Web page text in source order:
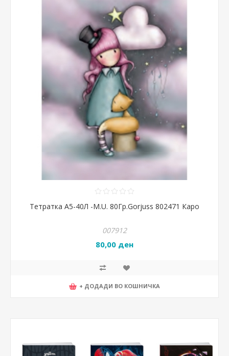
Тетратка А5-40Л -M.U. 80Гр.Gorjuss 802471 Каро
007912
80,00 ден
+ ДОДАДИ ВО КОШНИЧКА